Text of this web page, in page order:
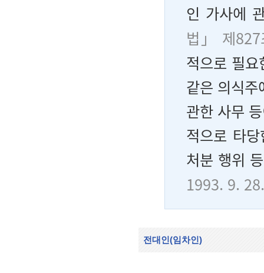
인 가사에
법」 제827
적으로 필
같은 의식주
관한 사무
적으로 타
처분 행위
1993. 9.
전대인(임차인)